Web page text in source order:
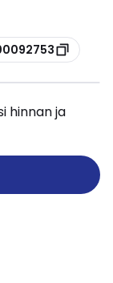
hinnan ja